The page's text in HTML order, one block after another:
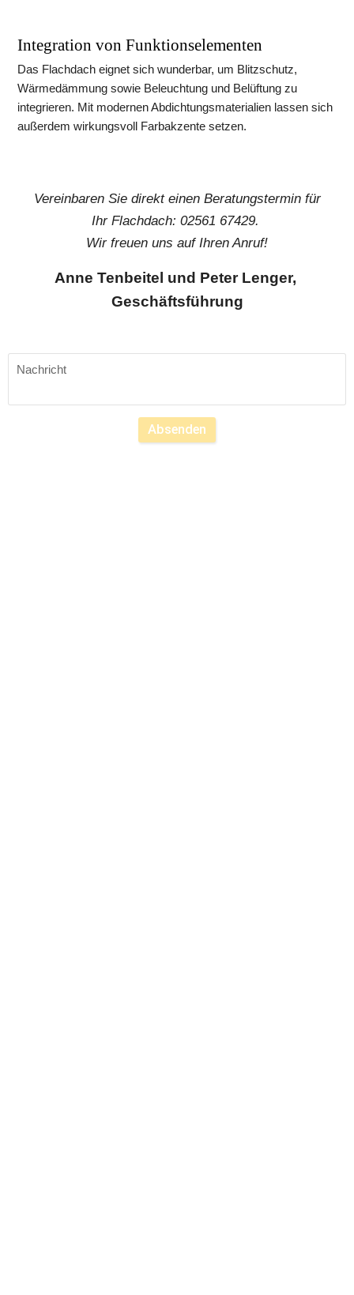
Integration von Funktionselementen
Das Flachdach eignet sich wunderbar, um Blitzschutz,
Wärmedämmung sowie Beleuchtung und Belüftung zu
integrieren. Mit modernen Abdichtungsmaterialien lassen sich
außerdem wirkungsvoll Farbakzente setzen.
Vereinbaren Sie direkt einen Beratungstermin für
Ihr Flachdach: 02561 67429.
Wir freuen uns auf Ihren Anruf!
Anne Tenbeitel und Peter Lenger,
Geschäftsführung
Absenden